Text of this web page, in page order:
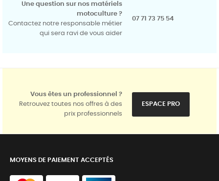
Une question sur nos matériels
motoculture ?
Contactez notre responsable métier
qui sera ravi de vous aider
07 71 73 75 54
Vous êtes un professionnel ?
Retrouvez toutes nos offres à des
prix professionnels
ESPACE PRO
MOYENS DE PAIEMENT ACCEPTÉS